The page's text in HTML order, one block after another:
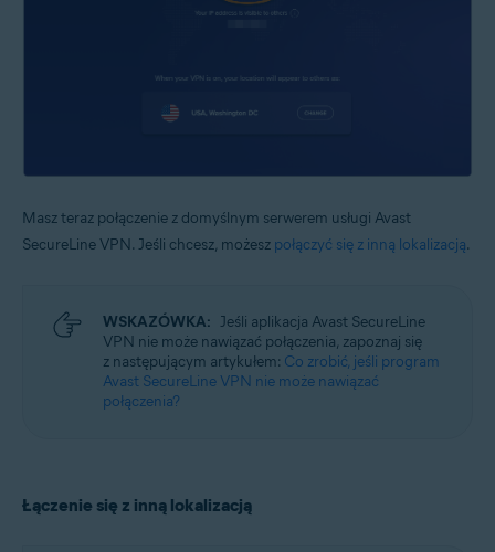
Masz teraz połączenie z domyślnym serwerem usługi Avast
SecureLine VPN. Jeśli chcesz, możesz połączyć się z inną lokalizacją.
WSKAZÓWKA: Jeśli aplikacja Avast SecureLine
VPN nie może nawiązać połączenia, zapoznaj się
z następującym artykułem: Co zrobić, jeśli program
Avast SecureLine VPN nie może nawiązać
połączenia?
Łączenie się z inną lokalizacją